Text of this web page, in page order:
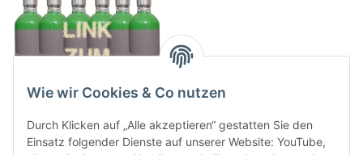
Wie wir Cookies & Co nutzen
Durch Klicken auf „Alle akzeptieren“ gestatten Sie den
Einsatz folgender Dienste auf unserer Website: YouTube,